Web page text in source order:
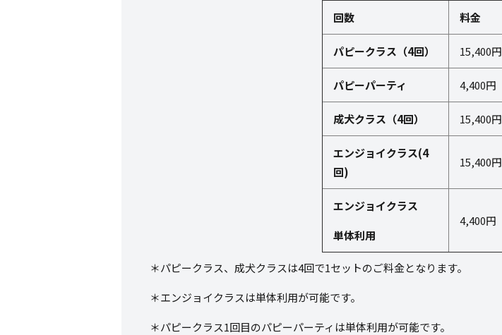
回数 料金
パピークラス（4回） 15,400円
パピーパーティ 4,400円
成犬クラス（4回） 15,400円
エンジョイクラス(4
回)
15,400円
エンジョイクラス
単体利用
4,400円
＊パピークラス、成犬クラスは4回で1セットのご料金となります。
＊エンジョイクラスは単体利用が可能です。
＊パピークラス1回目のパピーパーティは単体利用が可能です。